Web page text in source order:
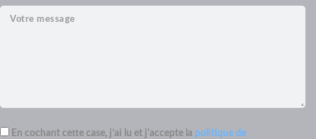
En cochant cette case, j’ai lu et j'accepte la politique de